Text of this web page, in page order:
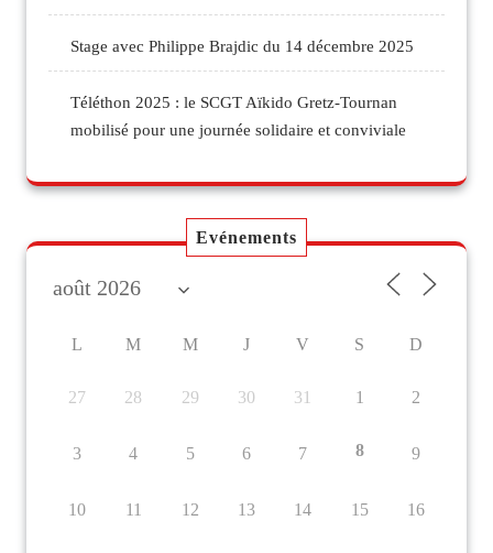
Stage avec Philippe Brajdic du 14 décembre 2025
Téléthon 2025 : le SCGT Aïkido Gretz-Tournan
mobilisé pour une journée solidaire et conviviale
Evénements
L M M J V S D
27 28 29 30 31 1 2
3 4 5 6 7 8 9
10 11 12 13 14 15 16